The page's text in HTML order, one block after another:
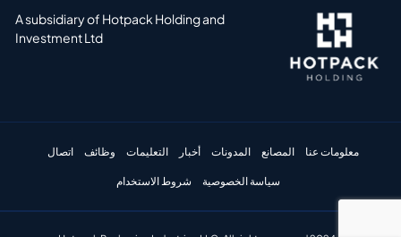
A subsidiary of Hotpack Holding and
Investment Ltd
معلومات عنا المصانع المدونات أخبار التعليمات وظائف اتصال
سياسة الخصوصية شروط الاستخدام